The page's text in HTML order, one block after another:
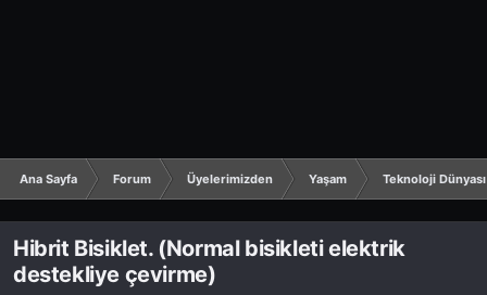
Ana Sayfa Forum Üyelerimizden Yaşam Teknoloji Dünyası
Hibrit Bisiklet. (Normal bisikleti elektrik
destekliye çevirme)